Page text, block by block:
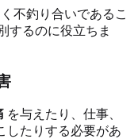
不釣り合いであるこ
するのに役立ちま
を与えたり、仕事、
したりする必要があ